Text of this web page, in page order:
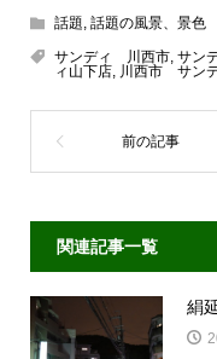
話題, 話題の風景、景色
サンディ 川西市, サン
ィ山下店, 川西市 サン
関連記事一覧
絹